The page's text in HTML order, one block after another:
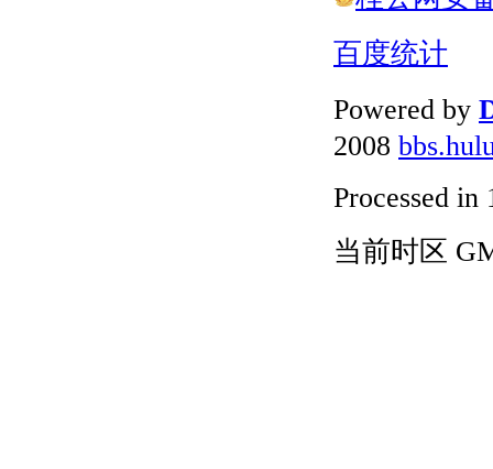
百度统计
Powered by
2008
Processed in
当前时区